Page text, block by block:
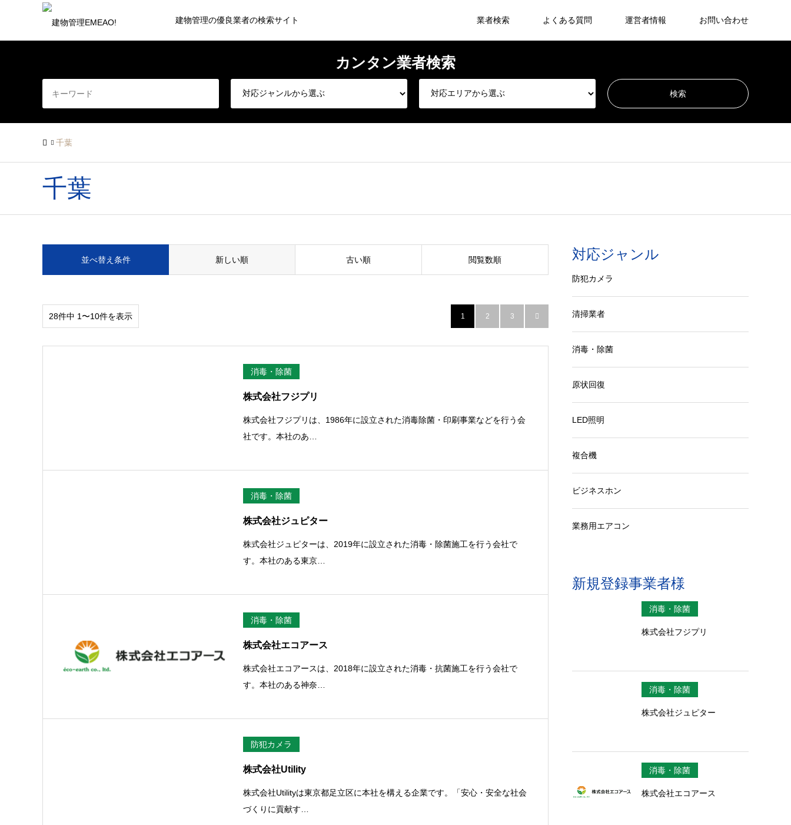
建物管理の優良業者の検索サイト 業者検索 よくある質問 運営者情報 お問い合わせ
千葉
千葉
並べ替え条件 新しい順 古い順 閲覧数順
28件中 1〜10件を表示 1 2 3 
消毒・除菌
株式会社フジプリ
株式会社フジプリは、1986年に設立された消毒除菌・印刷事業などを行う会
社です。本社のあ…
消毒・除菌
株式会社ジュピター
株式会社ジュピターは、2019年に設立された消毒・除菌施工を行う会社で
す。本社のある東京…
消毒・除菌
株式会社エコアース
株式会社エコアースは、2018年に設立された消毒・抗菌施工を行う会社で
す。本社のある神奈…
防犯カメラ
株式会社Utility
株式会社Utilityは東京都足立区に本社を構える企業です。「安心・安全な社会
づくりに貢献す…
対応ジャンル
防犯カメラ
清掃業者
消毒・除菌
原状回復
LED照明
複合機
ビジネスホン
業務用エアコン
新規登録事業者様
消毒・除菌
株式会社フジプリ
消毒・除菌
株式会社ジュピター
消毒・除菌
株式会社エコアース